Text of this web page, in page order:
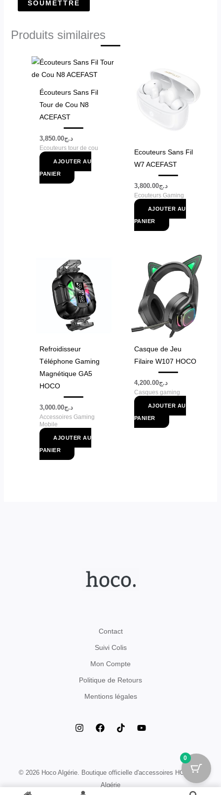
Produits similaires
Écouteurs Sans Fil
Tour de Cou N8
ACEFAST
د.ج3,850.00
Ecouteurs tour de cou
AJOUTER AU
PANIER
Ecouteurs Sans Fil
W7 ACEFAST
د.ج3,800.00
Ecouteurs Gaming
AJOUTER AU
PANIER
Refroidisseur
Téléphone Gaming
Magnétique GA5
HOCO
د.ج3,000.00
Accessoires Gaming
Mobile
AJOUTER AU
PANIER
Casque de Jeu
Filaire W107 HOCO
د.ج4,200.00
Casques gaming
AJOUTER AU
PANIER
Contact
Suivi Colis
Mon Compte
Politique de Retours
Mentions légales
© 2026 Hoco Algérie. Boutique officielle d'accessoires HOCO en
Algérie
0